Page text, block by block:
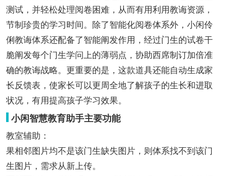
测试，并轻松处理阅卷困难，从而有用利用教诲资源，
节制珍贵的学习时间。除了智能化阅卷体系外，小闲伶
俐教诲体系还配备了智能阐发作用，经过门生的试卷干
脆阐发每个门生学问上的薄弱点，协助西席制订加倍准
确的教诲战略。更重要的是，这款道具还能自动生成家
长反馈表，使家长可以更周全地了解孩子的生长和进取
状况，有用提高孩子学习效果。
小闲智慧教育助手主要功能
教室辅助：
果相邻图片均不是该门生缺失图片，则体系找不到该门
生图片，需求从新上传。